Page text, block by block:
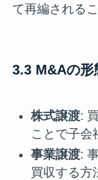
て再編される
3.3 M&Aの形
株式譲渡:
ことで子会
事業譲渡:
買収する方